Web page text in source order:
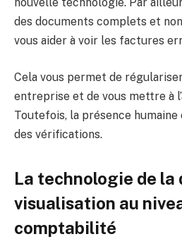
nouvelle technologie. Par
des documents complets et
vous aider à voir les factures
Cela vous permet de
entreprise et de vous mettre à
Toutefois, la présence
des vérifications.
La technologie de la
visualisation au
comptabilité